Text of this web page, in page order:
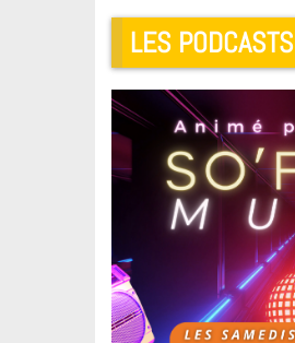
LES PODCASTS